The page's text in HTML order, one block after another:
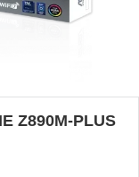
Z890M-PLUS